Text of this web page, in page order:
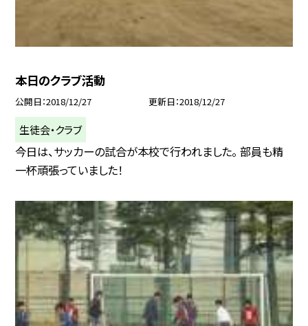
本日のクラブ活動
公開日 2018/12/27 更新日 2018/12/27
生徒会・クラブ
今日は、サッカーの試合が本校で行われました。 部員も精
一杯頑張っていました！